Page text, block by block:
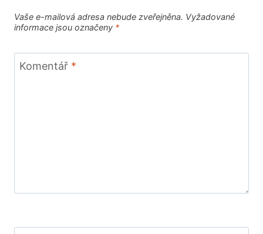
Vaše e-mailová adresa nebude zveřejněna. Vyžadované
informace jsou označeny *
Komentář *